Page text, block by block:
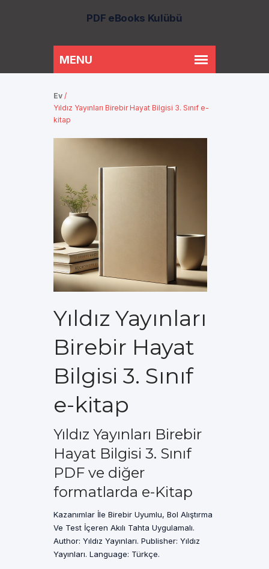
PDF eBooks Kulübü
Ev /
Yıldız Yayınları Birebir Hayat Bilgisi 3. Sınıf e-
kitap
Yıldız Yayınları
Birebir Hayat
Bilgisi 3. Sınıf
e-kitap
Yıldız Yayınları Birebir
Hayat Bilgisi 3. Sınıf
PDF ve diğer
formatlarda e-Kitap
Kazanımlar İle Birebir Uyumlu, Bol Alıştırma
Ve Test İçeren Akılı Tahta Uygulamalı.
Author: Yıldız Yayınları. Publisher: Yıldız
Yayınları. Language: Türkçe.